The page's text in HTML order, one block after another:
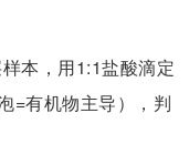
本，用1:1盐酸滴定
=有机物主导），判